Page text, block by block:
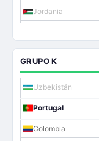
Jordania
GRUPO K
Uzbekistán
Portugal
Colombia